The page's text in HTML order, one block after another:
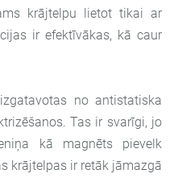
krājtelpu lietot tikai ar
ir efektīvākas, kā caur
no antistatiska
Tas ir svarīgi, jo
kā magnēts pievelk
krājtelpas ir retāk jāmazgā